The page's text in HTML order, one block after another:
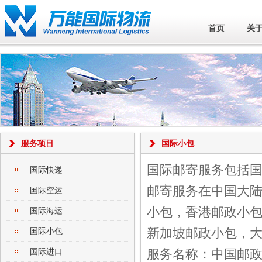
首页 关
服务项目
国际快递
国际空运
国际海运
国际小包
国际进口
国际小包
国际邮寄服务包括
邮寄服务在中国大
小包，香港邮政小
新加坡邮政小包，
服务名称：中国邮